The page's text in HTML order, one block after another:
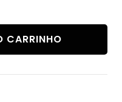
CARRINHO